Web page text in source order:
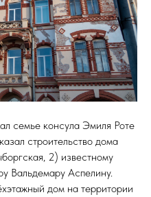
семье консула Эмиля Роте
строительство дома
2) известному
Вальдемару Аспелину.
дом на территории